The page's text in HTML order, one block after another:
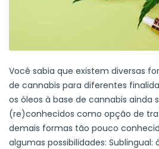
Você sabia que existem diversas
de cannabis para diferentes
os óleos à base de cannabis ainda
(re)conhecidos como opção de
demais formas tão pouco
algumas possibilidades: Sublingual: